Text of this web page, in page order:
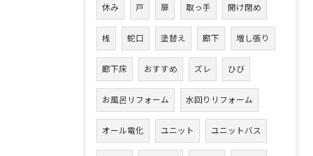
休み 戸 扉 取っ手 開け閉め
桟 蛇口 塗替え 廊下 増し張り
廊下床 おすすめ ズレ ひび
お風呂リフォーム 水回りリフォーム
オール電化 ユニット ユニットバス